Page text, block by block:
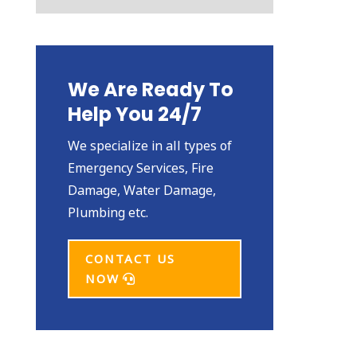
We Are Ready To
Help You 24/7
We specialize in all types of
Emergency Services, Fire
Damage, Water Damage,
Plumbing etc.
CONTACT US
NOW